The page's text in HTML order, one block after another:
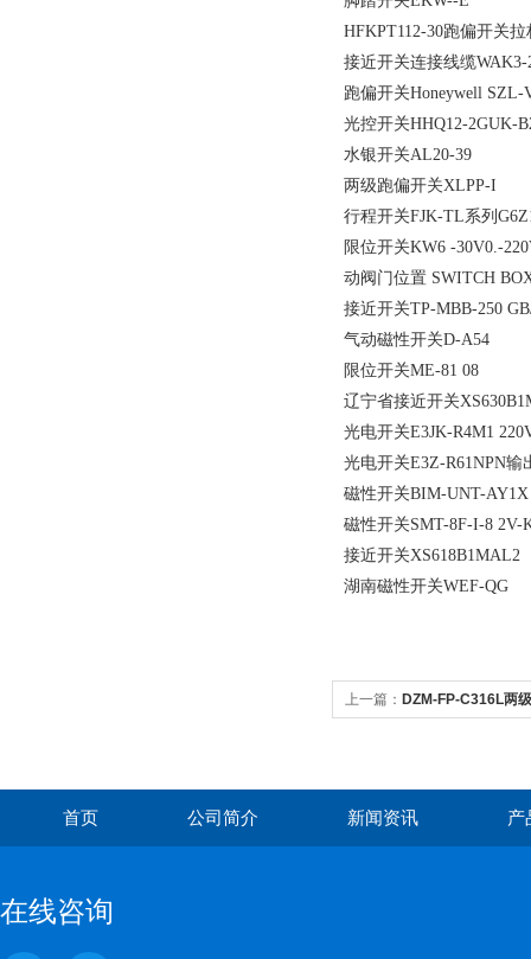
HFKPT112-30跑偏开关拉
接近开关连接线缆
跑偏开关Honeywell SZL-
光控开关HHQ12-2GUK-
水银开关AL20-39
两级跑偏开关XLPP-I
行程开关FJK-TL系列
限位开关KW6 -30V0.-
动阀门位置 SWITCH
接近开关TP-MBB-250
气动磁性开关D-A54
限位开关ME-81 08
辽宁省接近开关
光电开关E3JK-R4M1
光电开关E3Z-R61NPN输
磁性开关BIM-UNT-AY1X
磁性开关SMT-8F-I-8 2V-
接近开关XS618B1MAL2
湖南磁性开关WEF-QG
上一篇： DZM-FP-C316L两
首页 公司简介 新闻资讯 产
在线咨询